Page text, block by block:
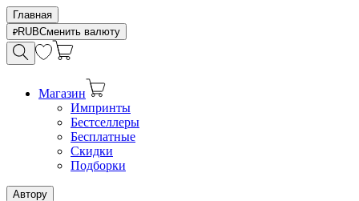
Главная
RUBСменить валюту
Магазин
Импринты
Бестселлеры
Бесплатные
Скидки
Подборки
Автору